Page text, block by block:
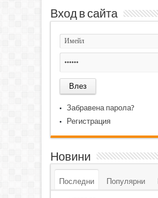
Вход в сайта
Забравена парола?
Регистрация
Новини
Последни Популярни